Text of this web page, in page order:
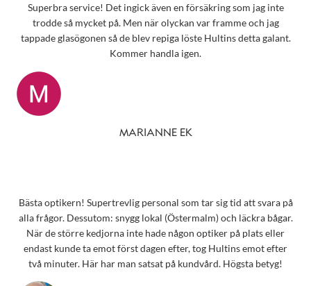
Superbra service! Det ingick även en försäkring som jag inte
trodde så mycket på. Men när olyckan var framme och jag
tappade glasögonen så de blev repiga löste Hultins detta galant.
Kommer handla igen.
MARIANNE EK
Bästa optikern! Supertrevlig personal som tar sig tid att svara på
alla frågor. Dessutom: snygg lokal (Östermalm) och läckra bågar.
När de större kedjorna inte hade någon optiker på plats eller
endast kunde ta emot först dagen efter, tog Hultins emot efter
två minuter. Här har man satsat på kundvård. Högsta betyg!